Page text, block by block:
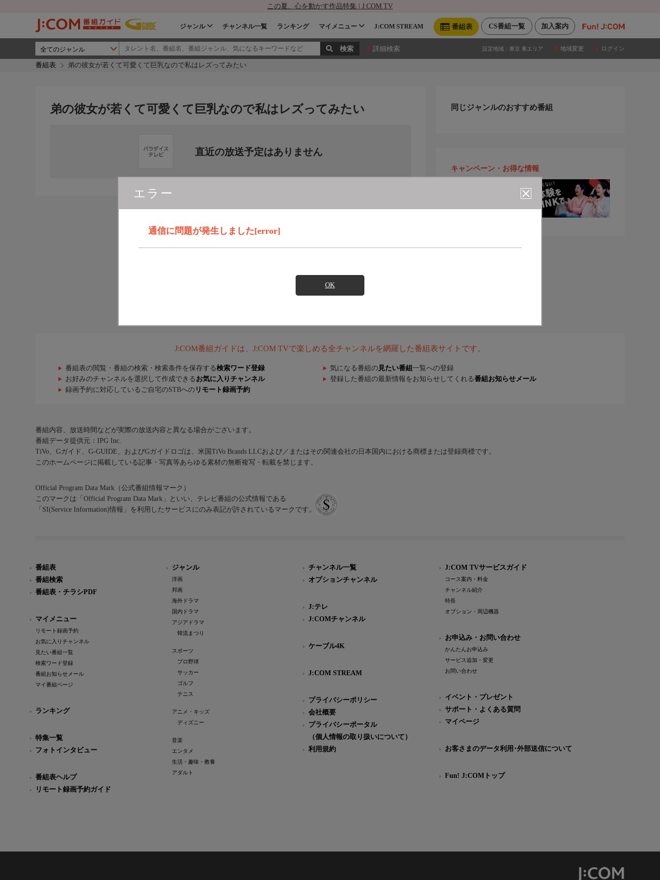
この夏、心を動かす作品特集 | J:COM TV
加入案内
CS番組一覧
番組表
ジャンル チャンネル一覧 ランキング マイメニュー J:COM STREAM
詳細検索 設定地域： 東京 東エリア 地域変更 ログイン
番組表 弟の彼女が若くて可愛くて巨乳なので私はレズってみたい
エラー
通信に問題が発生しました[error]
OK
弟の彼女が若くて可愛くて巨乳なので私はレズってみたい
直近の放送予定はありません
同じジャンルのおすすめ番組
キャンペーン・お得な情報
J:COM番組ガイドは、J:COM TVで楽しめる全チャンネルを網羅した番組表サイトです。
番組表の閲覧・番組の検索・検索条件を保存する検索ワード登録 気になる番組の 見たい番組 一覧への登録
お好みのチャンネルを選択して作成できる お気に入りチャンネル 登録した番組の最新情報をお知らせしてくれる番組お知らせメール
録画予約に対応しているご自宅のSTBへの リモート録画予約
番組内容、放送時間などが実際の放送内容と異なる場合がございます。
番組データ提供元：IPG Inc.
TiVo、Gガイド、G-GUIDE、およびGガイドロゴは、米国TiVo Brands LLCおよび／またはその関連会社の日本国内における商標または登録商標です。
このホームページに掲載している記事・写真等あらゆる素材の無断複写・転載を禁じます。
Official Program Data Mark（公式番組情報マーク）
このマークは「Official Program Data Mark」といい、テレビ番組の公式情報である
「SI(Service Information)情報」を利用したサービスにのみ表記が許されているマークです。
番組表
番組検索
番組表・チラシPDF
マイメニュー
リモート録画予約
お気に入りチャンネル
見たい番組一覧
検索ワード登録
番組お知らせメール
マイ番組ページ
ランキング
特集一覧
フォトインタビュー
番組表ヘルプ
リモート録画予約ガイド
ジャンル
洋画
邦画
海外ドラマ
国内ドラマ
アジアドラマ
韓流まつり
スポーツ
プロ野球
サッカー
ゴルフ
テニス
アニメ・キッズ
ディズニー
音楽
エンタメ
生活・趣味・教養
アダルト
チャンネル一覧
オプションチャンネル
J:テレ
J:COMチャンネル
ケーブル4K
J:COM STREAM
プライバシーポリシー
会社概要
プライバシーポータル
（個人情報の取り扱いについて）
利用規約
J:COM TVサービスガイド
コース案内・料金
チャンネル紹介
特長
オプション・周辺機器
お申込み・お問い合わせ
かんたんお申込み
サービス追加・変更
お問い合わせ
イベント・プレゼント
サポート・よくある質問
マイページ
お客さまのデータ利用･外部送信について
Fun! J:COMトップ